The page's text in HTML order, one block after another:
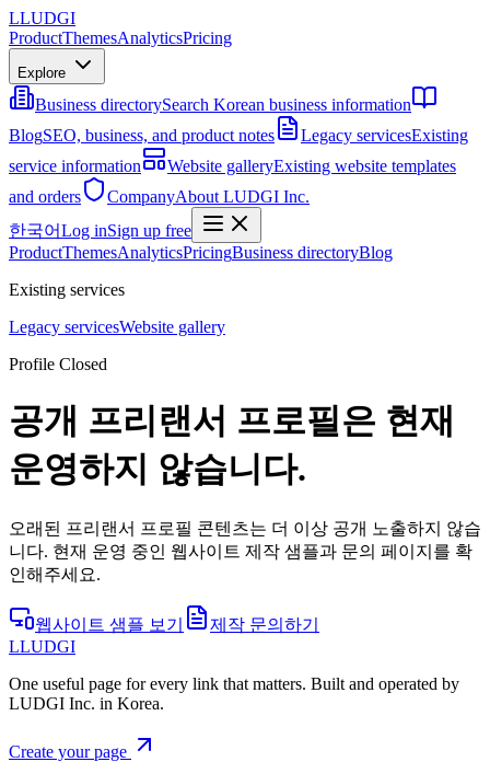
LLUDGI
ProductThemesAnalyticsPricing
Explore
Business directorySearch Korean business information
BlogSEO, business, and product notes Legacy servicesExisting
service information
Website galleryExisting website templates
and orders
CompanyAbout LUDGI Inc.
한국어Log inSign up free
ProductThemesAnalyticsPricingBusiness directoryBlog
Existing services
Legacy servicesWebsite gallery
Profile Closed
공개 프리랜서 프로필은 현재
운영하지 않습니다.
오래된 프리랜서 프로필 콘텐츠는 더 이상 공개 노출하지 않습
니다. 현재 운영 중인 웹사이트 제작 샘플과 문의 페이지를 확
인해주세요.
웹사이트 샘플 보기
제작 문의하기
LLUDGI
One useful page for every link that matters. Built and operated by
LUDGI Inc. in Korea.
Create your page